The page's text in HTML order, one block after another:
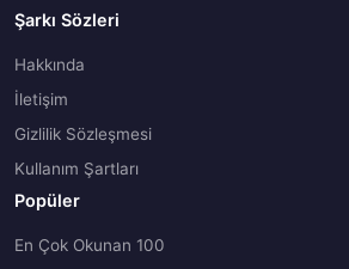
Şarkı Sözleri
Hakkında
İletişim
Gizlilik Sözleşmesi
Kullanım Şartları
Popüler
En Çok Okunan 100